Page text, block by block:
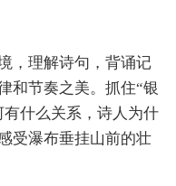
，理解诗句，背诵记
和节奏之美。抓住“银
什么关系，诗人为什
受瀑布垂挂山前的壮